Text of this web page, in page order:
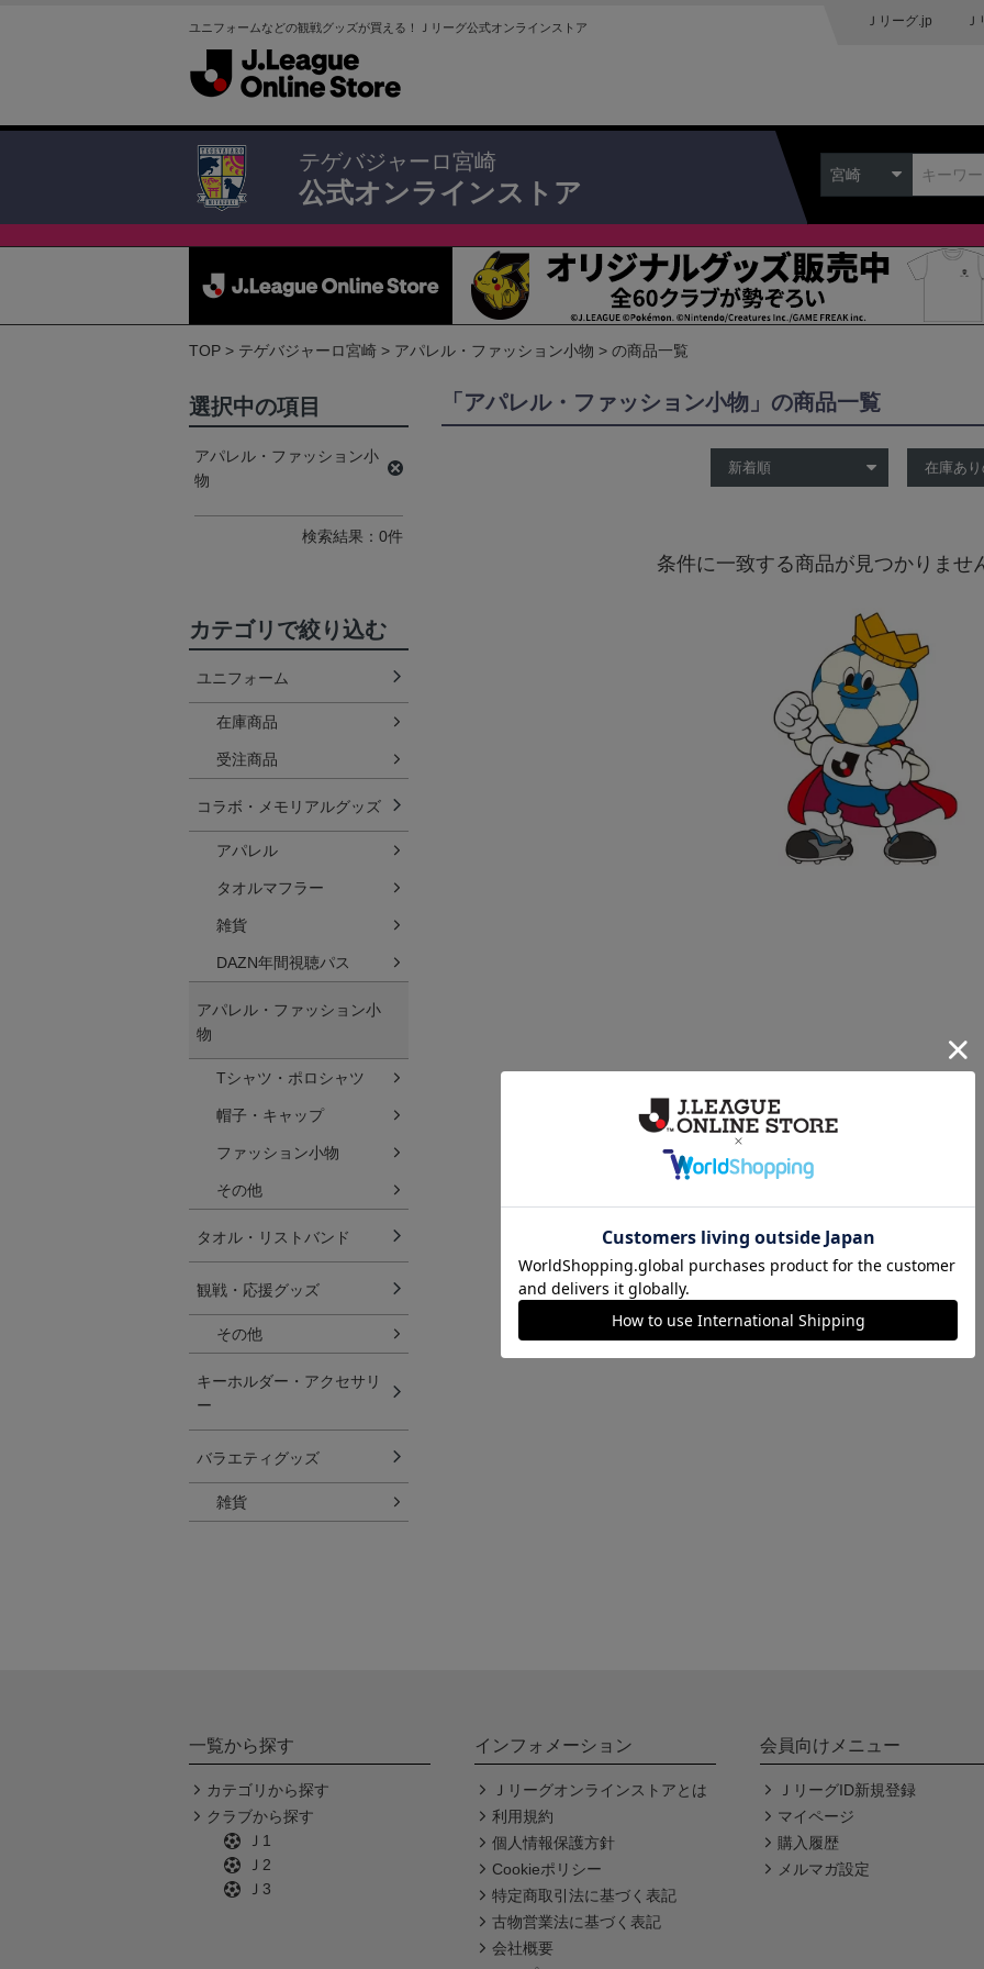
ユニフォームなどの観戦グッズが買える！Ｊリーグ公式オンラインストア Ｊリーグ.jp
テゲバジャーロ宮崎
公式オンラインストア
宮崎
TOP テゲバジャーロ宮崎 アパレル・ファッション小物 の商品一覧
「アパレル・ファッション小物」の商品一覧
条件に一致する商品が見つかりませ
選択中の項目
アパレル・ファッション小
物
検索結果：0件
カテゴリで絞り込む
ユニフォーム
在庫商品
受注商品
コラボ・メモリアルグッズ
アパレル
タオルマフラー
雑貨
DAZN年間視聴パス
アパレル・ファッション小
物
Tシャツ・ポロシャツ
帽子・キャップ
ファッション小物
その他
タオル・リストバンド
観戦・応援グッズ
その他
キーホルダー・アクセサリ
ー
バラエティグッズ
雑貨
一覧から探す
カテゴリから探す
クラブから探す
Ｊ1
Ｊ2
Ｊ3
インフォメーション
Ｊリーグオンラインストアとは
利用規約
個人情報保護方針
Cookieポリシー
特定商取引法に基づく表記
古物営業法に基づく表記
会社概要
会員向けメニュー
ＪリーグID新規登録
マイページ
購入履歴
メルマガ設定